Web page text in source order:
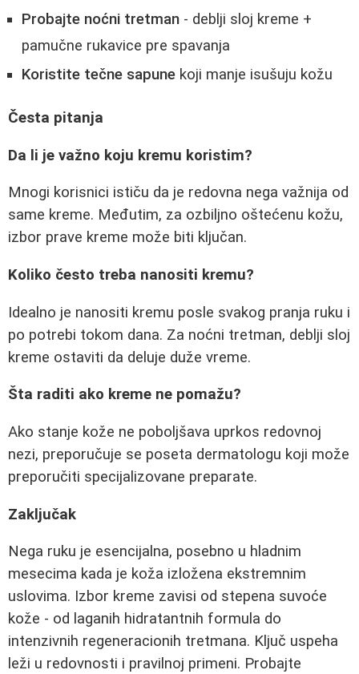
Probajte noćni tretman - deblji sloj kreme +
pamučne rukavice pre spavanja
Koristite tečne sapune koji manje isušuju kožu
Česta pitanja
Da li je važno koju kremu koristim?
Mnogi korisnici ističu da je redovna nega važnija od
same kreme. Međutim, za ozbiljno oštećenu kožu,
izbor prave kreme može biti ključan.
Koliko često treba nanositi kremu?
Idealno je nanositi kremu posle svakog pranja ruku i
po potrebi tokom dana. Za noćni tretman, deblji sloj
kreme ostaviti da deluje duže vreme.
Šta raditi ako kreme ne pomažu?
Ako stanje kože ne poboljšava uprkos redovnoj
nezi, preporučuje se poseta dermatologu koji može
preporučiti specijalizovane preparate.
Zaključak
Nega ruku je esencijalna, posebno u hladnim
mesecima kada je koža izložena ekstremnim
uslovima. Izbor kreme zavisi od stepena suvoće
kože - od laganih hidratantnih formula do
intenzivnih regeneracionih tretmana. Ključ uspeha
leži u redovnosti i pravilnoj primeni. Probajte